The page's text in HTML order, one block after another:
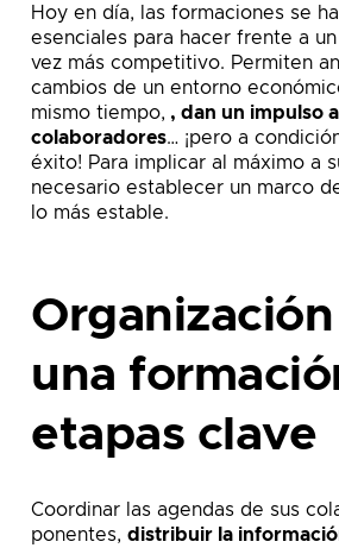
Hoy en día, las formaciones se
esenciales para hacer frente a
vez más competitivo. Permiten
cambios de un entorno
mismo tiempo, , dan un impulso
colaboradores… ¡pero a
éxito! Para implicar al máximo a
necesario establecer un marco
lo más estable.
una
etapas clave
Coordinar las agendas de sus
ponentes,distribuir la